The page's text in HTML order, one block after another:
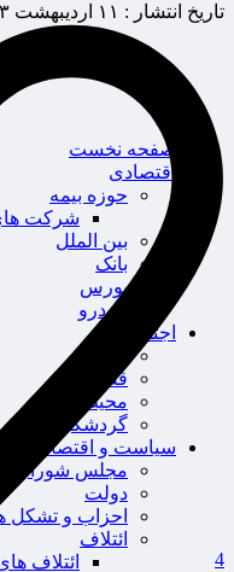
صفحه نخست
اقتصادی
حوزه بیمه
شرکت
بین الملل
بانک
بورس
خودرو
اجتماعی
سلامت
قضایی
محیط زیست
گردشگری
سیاست و اقتصاد
مجلس شورای
دولت
احزاب و تشکل
ائتلاف
ائتلاف
تاریخ انتشار : ۱۱ اردیبهشت ۱۴۰۳ - ۱۲:۰۸ |
4